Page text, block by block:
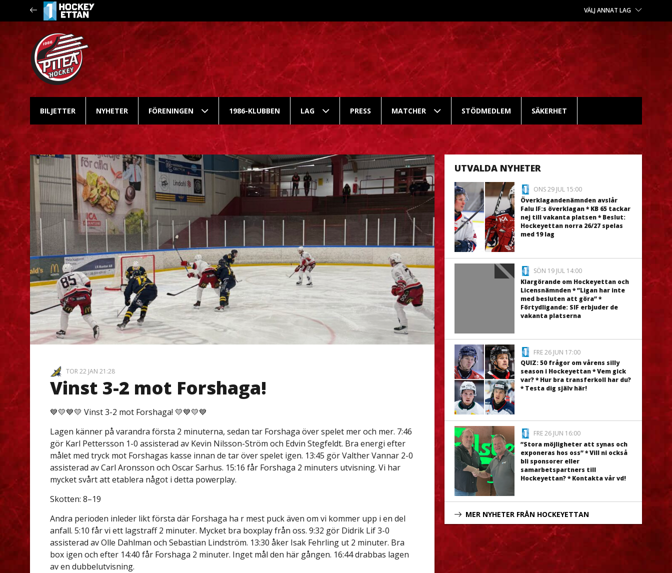
VÄLJ ANNAT LAG
BILJETTER NYHETER FÖRENINGEN 1986-KLUBBEN LAG PRESS MATCHER STÖDMEDLEM SÄKERHET
TOR 22 JAN 21:28
Vinst 3-2 mot Forshaga!
💙💛💙💛 Vinst 3-2 mot Forshaga! 💛💙💛💙
Lagen känner på varandra första 2 minuterna, sedan tar Forshaga över spelet mer och mer. 7:46
gör Karl Pettersson 1-0 assisterad av Kevin Nilsson-Ström och Edvin Stegfeldt. Bra energi efter
målet med tryck mot Forshagas kasse innan de tar över spelet igen. 13:45 gör Valther Vannar 2-0
assisterad av Carl Aronsson och Oscar Sarhus. 15:16 får Forshaga 2 minuters utvisning. Vi har
mycket svårt att etablera något i detta powerplay.
Skotten: 8–19
Andra perioden inleder likt första där Forshaga ha r mest puck även om vi kommer upp i en del
anfall. 5:10 får vi ett lagstraff 2 minuter. Mycket bra boxplay från oss. 9:32 gör Didrik Lif 3-0
assisterad av Olle Dahlman och Sebastian Lindström. 13:30 åker Isak Fehrling ut 2 minuter. Bra
box igen och efter 14:40 får Forshaga 2 minuter. Inget mål den här gången. 16:44 drabbas lagen
av en dubbelutvisning.
UTVALDA NYHETER
ONS 29 JUL 15:00
Överklagandenämnden avslår
Falu IF:s överklagan * KB 65 tackar
nej till vakanta platsen * Beslut:
Hockeyettan norra 26/27 spelas
med 19 lag
SÖN 19 JUL 14:00
Klargörande om Hockeyettan och
Licensnämnden * ”Ligan har inte
med besluten att göra” *
Förtydligande: SIF erbjuder de
vakanta platserna
FRE 26 JUN 17:00
QUIZ: 50 frågor om vårens silly
season i Hockeyettan * Vem gick
var? * Hur bra transferkoll har du?
* Testa dig själv här!
FRE 26 JUN 16:00
”Stora möjligheter att synas och
exponeras hos oss” * Vill ni också
bli sponsorer eller
samarbetspartners till
Hockeyettan? * Kontakta vår vd!
MER NYHETER FRÅN HOCKEYETTAN